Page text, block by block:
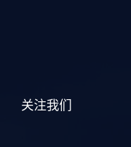
关注我们